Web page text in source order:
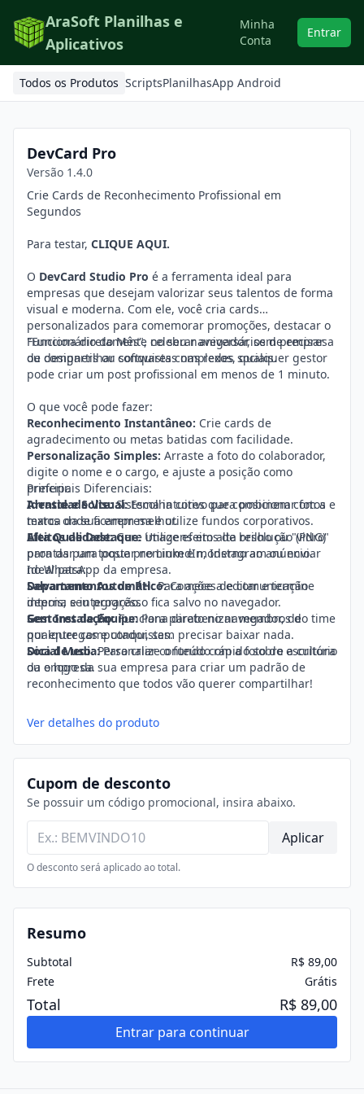
AraSoft Planilhas e
Aplicativos
Minha
Conta
Entrar
Todos os Produtos ScriptsPlanilhasApp Android
DevCard Pro
Versão 1.4.0
Crie Cards de Reconhecimento Profissional em
Segundos
Para testar, CLIQUE AQUI.
O DevCard Studio Pro é a ferramenta ideal para
empresas que desejam valorizar seus talentos de forma
visual e moderna. Com ele, você cria cards
personalizados para comemorar promoções, destacar o
"Funcionário do Mês", celebrar aniversários de empresa
ou compartilhar conquistas nas redes sociais.
Funciona diretamente no seu navegador, sem precisar
de designers ou softwares complexos, qualquer gestor
pode criar um post profissional em menos de 1 minuto.
O que você pode fazer:
Reconhecimento Instantâneo: Crie cards de
agradecimento ou metas batidas com facilidade.
Personalização Simples: Arraste a foto do colaborador,
digite o nome e o cargo, e ajuste a posição como
preferir.
Identidade Visual:Escolha cores que combinem com a
marca da sua empresa e utilize fundos corporativos.
Efeitos de Destaque:Utilize efeitos de brilho ou "vidro"
para dar um toque premium e moderno ao anúncio.
Principais Diferenciais:
Arraste e Solte:Sistema intuitivo para posicionar fotos e
textos onde ficarem melhor.
Alta Qualidade:Gere imagens em alta resolução (PNG)
prontas para postar no LinkedIn, Instagram ou enviar
no WhatsApp da empresa.
Salvamento Automático:Comece a editar e termine
depois; seu progresso fica salvo no navegador.
Sem Instalação:Funciona direto no navegador, de
qualquer computador, sem precisar baixar nada.
Ideal para:
Departamentos de RH:Para ações de comunicação
interna e integração.
Gestores de Equipe:Para parabenizar membros do time
por entregas e conquistas.
Social Media:Para criar conteúdo rápido sobre a cultura
da empresa.
Dica de uso:Personalize o fundo com a foto do escritório
ou o logo da sua empresa para criar um padrão de
reconhecimento que todos vão querer compartilhar!
Ver detalhes do produto
Cupom de desconto
Se possuir um código promocional, insira abaixo.
Aplicar
O desconto será aplicado ao total.
Resumo
Subtotal
R$ 89,00
Frete
Grátis
Total R$ 89,00
Entrar para continuar